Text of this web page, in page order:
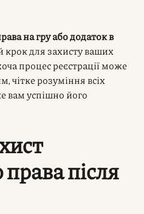
на гру або додаток в
для захисту ваших
процес реєстрації може
чітке розуміння всіх
вам успішно його
після